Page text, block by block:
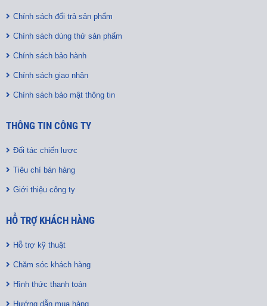
Chính sách đổi trả sản phẩm
Chính sách dùng thử sản phẩm
Chính sách bảo hành
Chính sách giao nhận
Chính sách bảo mật thông tin
THÔNG TIN CÔNG TY
Đối tác chiến lược
Tiêu chí bán hàng
Giới thiệu công ty
HỖ TRỢ KHÁCH HÀNG
Hỗ trợ kỹ thuật
Chăm sóc khách hàng
Hình thức thanh toán
Hướng dẫn mua hàng